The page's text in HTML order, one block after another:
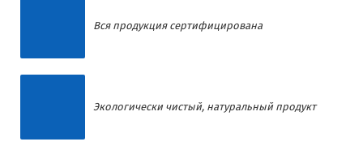
Вся продукция сертифицирована
Экологически чистый, натуральный продукт